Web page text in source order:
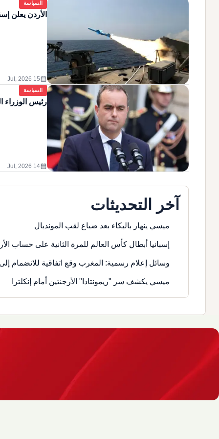
السياسة
الأردن يعلن
calendar_month
15 Jul, 2026
السياسة
رئيس الوزراء
calendar_month
14 Jul, 2026
آخر التحديثات
ميسي ينهار بالبكاء بعد ضياع لقب المونديال
إسبانيا أبطال كأس العالم للمرة الثانية على حساب
وسائل إعلام رسمية: المغرب وقع اتفاقية للانضمام
ميسي يكشف سر "ريمونتادا" الأرجنتين أمام إنكلترا